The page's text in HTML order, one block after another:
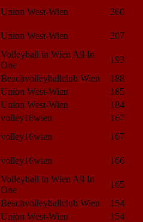
Union West-Wien 260
Union West-Wien 207
Volleyball in Wien All In
One
193
Beachvolleyballclub Wien
188
Union West-Wien
185
Union West-Wien
184
volley16wien
167
volley16wien 167
volley16wien 166
Volleyball in Wien All In
One
165
Beachvolleyballclub Wien
154
Union West-Wien 154